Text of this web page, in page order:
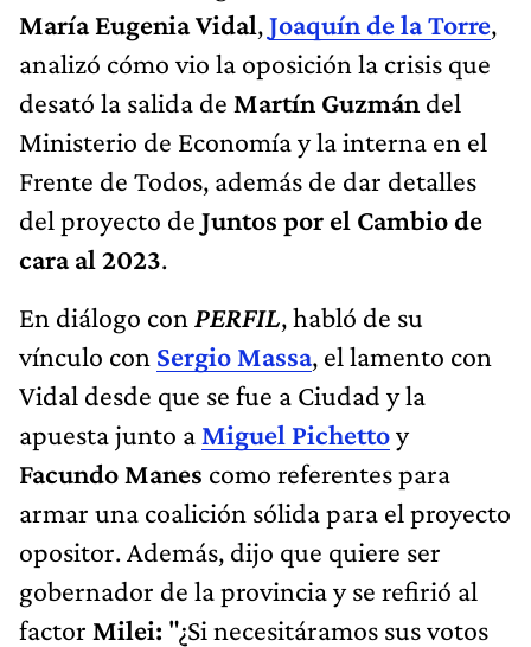
María Eugenia Vidal,Joaquín de la Torre,
analizó cómo vio la oposición la crisis que
desató la salida de Martín Guzmán del
Ministerio de Economía y la interna en el
Frente de Todos, además de dar detalles
del proyecto de Juntos por el Cambio de
cara al 2023.
En diálogo con PERFIL, habló de su
vínculo con Sergio Massa, el lamento con
Vidal desde que se fue a Ciudad y la
apuesta junto a Miguel Pichettoy
Facundo Manes como referentes para
armar una coalición sólida para el proyecto
opositor. Además, dijo que quiere ser
gobernador de la provincia y se refirió al
factor Milei: "¿Si necesitáramos sus votos